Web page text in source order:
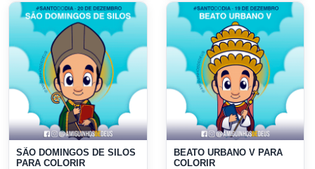
SÃO DOMINGOS DE SILOS
PARA COLORIR
BEATO URBANO V PARA
COLORIR